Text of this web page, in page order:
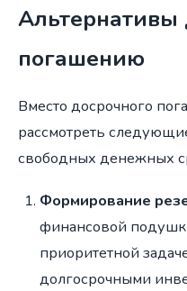
Альтернативы
погашению
Вместо досрочного
рассмотреть
свободных денежных
Формирование
финансовой
приоритетной
долгосрочными